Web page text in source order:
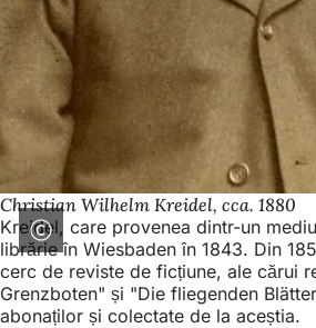
Christian Wilhelm Kreidel, cca. 1880
Kreidel, care provenea dintr-un
librărie în Wiesbaden în 1843. Din
cerc de reviste de ficțiune, ale cărui
Grenzboten" și "Die fliegenden
abonaților și colectate de la aceștia.